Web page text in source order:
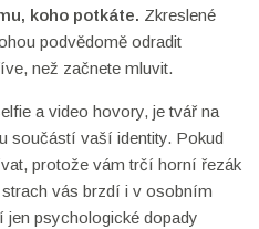
koho potkáte. Zkreslené
podvědomě odradit
než začnete mluvit.
a video hovory, je tvář na
součástí vaší identity. Pokud
protože vám trčí horní řezák
vás brzdí i v osobním
jen psychologické dopady